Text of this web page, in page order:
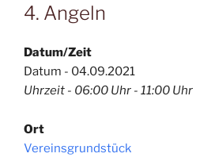
4. Angeln
Datum/Zeit
Datum - 04.09.2021
Uhrzeit - 06:00 Uhr - 11:00 Uhr
Ort
Vereinsgrundstück